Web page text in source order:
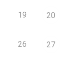
19 20
26 27